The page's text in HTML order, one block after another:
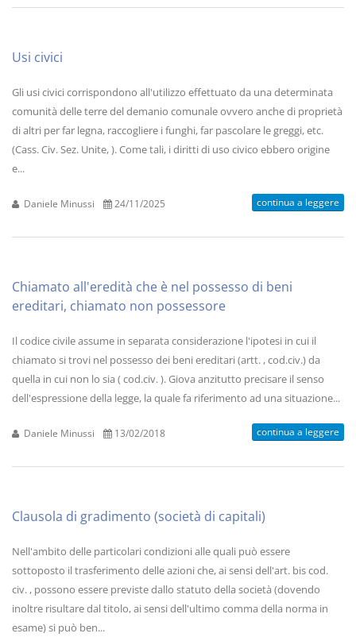
Usi civici
Gli usi civici corrispondono all'utilizzo effettuato da una determinata
comunità delle terre del demanio comunale ovvero anche di proprietà
di altri per far legna, raccogliere i funghi, far pascolare le greggi, etc.
(Cass. Civ. Sez. Unite, ). Come tali, i diritti di uso civico ebbero origine
e...
Daniele Minussi 24/11/2025 continua a leggere
Chiamato all'eredità che è nel possesso di beni
ereditari, chiamato non possessore
Il codice civile assume in separata considerazione l'ipotesi in cui il
chiamato si trovi nel possesso dei beni ereditari (artt. , cod.civ.) da
quella in cui non lo sia ( cod.civ. ). Giova anzitutto precisare il senso
dell'espressione della legge, la quale fa riferimento ad una situazione...
Daniele Minussi 13/02/2018 continua a leggere
Clausola di gradimento (società di capitali)
Nell'ambito delle particolari condizioni alle quali può essere
sottoposto il trasferimento delle azioni che, ai sensi dell'art. bis cod.
civ. , possono essere previste dallo statuto della società (dovendo
inoltre risultare dal titolo, ai sensi dell'ultimo comma della norma in
esame) si può ben...